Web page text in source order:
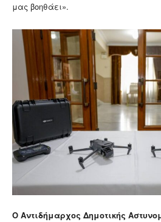
μας βοηθάει».
Ο Αντιδήμαρχος Δημοτικής